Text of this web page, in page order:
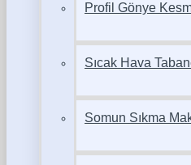
Profil Gönye
Sıcak Hava
Somun Sıkma